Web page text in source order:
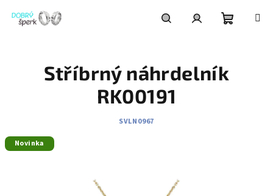
obsah
košík
Stříbrný náhrdelník
RK00191
SVLN0967
Novinka